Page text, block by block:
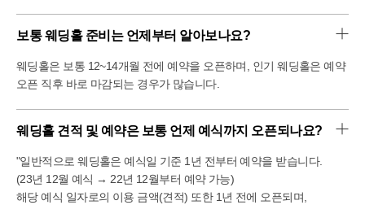
보통 웨딩홀 준비는 언제부터 알아보나요?
웨딩홀은 보통 12~14개월 전에 예약을 오픈하며, 인기 웨딩홀은 예약
오픈 직후 바로 마감되는 경우가 많습니다.
웨딩홀 견적 및 예약은 보통 언제 예식까지 오픈되나요?
"일반적으로 웨딩홀은 예식일 기준 1년 전부터 예약을 받습니다.
(23년 12월 예식 → 22년 12월부터 예약 가능)
해당 예식 일자로의 이용 금액(견적) 또한 1년 전에 오픈되며,